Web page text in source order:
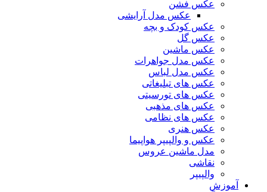
عکس فشن
عکس مدل آرایشی
عکس کودک و بچه
عکس گل
عکس ماشین
عکس مدل جواهرات
عکس مدل لباس
عکس های تبلیغاتی
عکس های تورسیتی
عکس های مذهبی
عکس های نظامی
عکس هنری
عکس و والپیپر هواپیما
مدل ماشین عروس
نقاشی
والپیپر
آموزش